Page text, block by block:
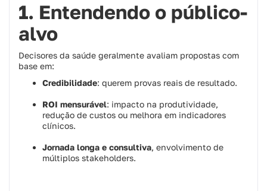
1. Entendendo o público-
alvo
Decisores da saúde geralmente avaliam propostas com
base em:
Credibilidade: querem provas reais de resultado.
ROI mensurável: impacto na produtividade,
redução de custos ou melhora em indicadores
clínicos.
Jornada longa e consultiva, envolvimento de
múltiplos stakeholders.